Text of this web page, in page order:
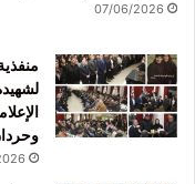
07/06/2026